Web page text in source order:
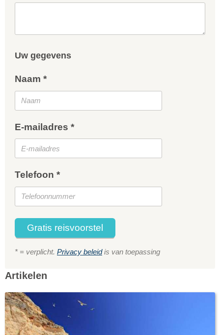
Uw gegevens
Naam *
E-mailadres *
Telefoon *
Gratis reisvoorstel
* = verplicht. Privacy beleidis van toepassing
Artikelen